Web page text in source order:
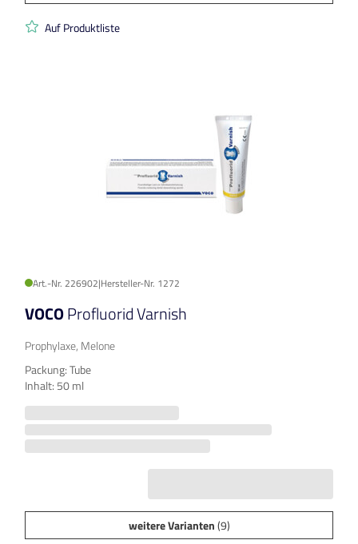
Auf Produktliste
Art.-Nr. 226902|Hersteller-Nr. 1272
VOCOProfluorid Varnish
Prophylaxe, Melone
Packung: Tube
Inhalt: 50 ml
weitere Varianten(9)